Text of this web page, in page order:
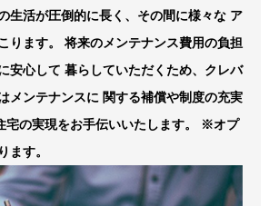
生活が圧倒的に長く、その間に様々な ア
ります。
将来のメンテナンス費用の負担
安心して 暮らしていただくため、クレバ
メンテナンスに 関する補償や制度の充実
の実現をお手伝いいたします。
※オプ
ます。